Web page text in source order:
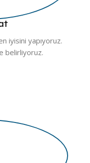
iyisini yapıyoruz.
belirliyoruz.